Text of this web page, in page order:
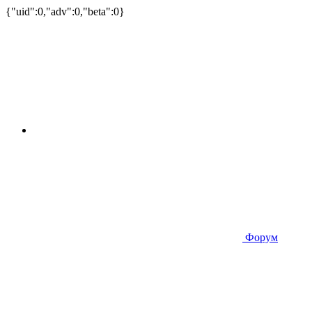
{"uid":0,"adv":0,"beta":0}
Форум